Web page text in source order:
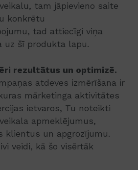
tam jāpievieno saite
konkrētu
tad attiecīgi viņa
uz šī produkta lapu.
rezultātus un optimizē.
atdeves izmērīšana ir
mārketinga aktivitātes
ietvaros, Tu noteikti
apmeklējumus,
klientus un apgrozījumu.
veidi, kā šo visērtāk